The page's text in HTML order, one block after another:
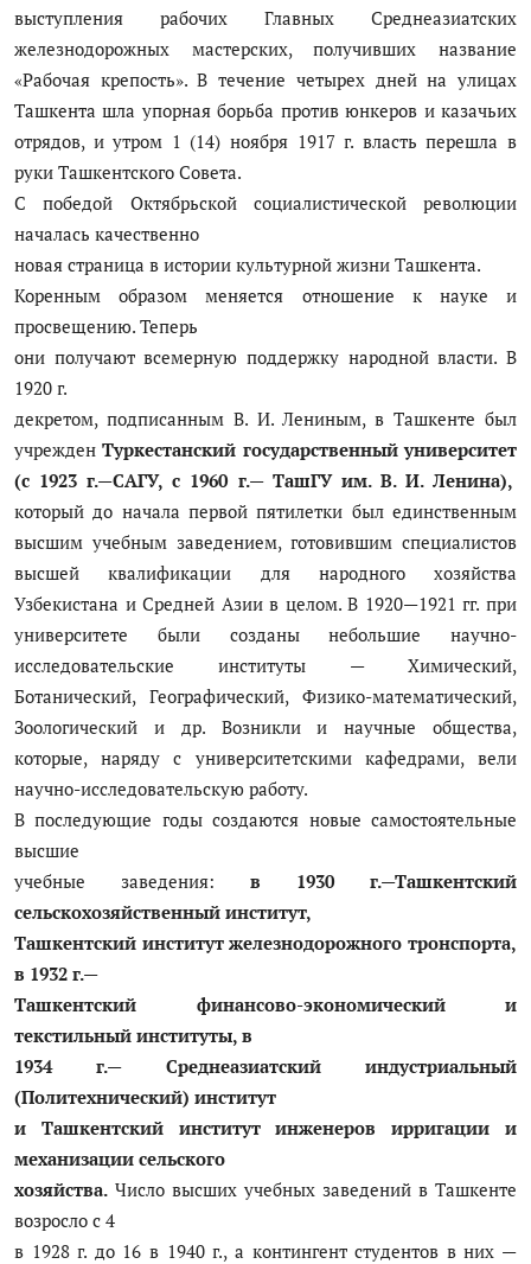
выступления рабочих Главных Среднеазиатских
железнодорожных мастерских, получивших название
«Рабочая крепость». В течение четырех дней на улицах
Ташкента шла упорная борьба против юнкеров и казачьих
отрядов, и утром 1 (14) ноября 1917 г. власть перешла в
руки Ташкентского Совета.
С победой Октябрьской социалистической революции
началась качественно
новая страница в истории культурной жизни Ташкента.
Коренным образом меняется отношение к науке и
просвещению. Теперь
они получают всемерную поддержку народной власти. В
1920 г.
декретом, подписанным В. И. Лениным, в Ташкенте был
учрежденТуркестанский государственный университет
(с 1923 г.—САГУ, с 1960 г.— ТашГУ им. В. И. Ленина),
который до начала первой пятилетки был единственным
высшим учебным заведением, готовившим специалистов
высшей квалификации для народного хозяйства
Узбекистана и Средней Азии в целом. В 1920—1921 гг. при
университете были созданы небольшие научно-
исследовательские институты — Химический,
Ботанический, Географический, Физико-математический,
Зоологический и др. Возникли и научные общества,
которые, наряду с университетскими кафедрами, вели
научно-исследовательскую работу.
В последующие годы создаются новые самостоятельные
высшие
учебные заведения: в 1930 г.—Ташкентский
сельскохозяйственный институт,
Ташкентский институт железнодорожного тронспорта,
в 1932 г.—
Ташкентский финансово-экономический и
текстильный институты, в
1934 г.— Среднеазиатский индустриальный
(Политехнический) институт
и Ташкентский институт инженеров ирригации и
механизации сельского
хозяйства. Число высших учебных заведений в Ташкенте
возросло с 4
в 1928 г. до 16 в 1940 г., а контингент студентов в них —